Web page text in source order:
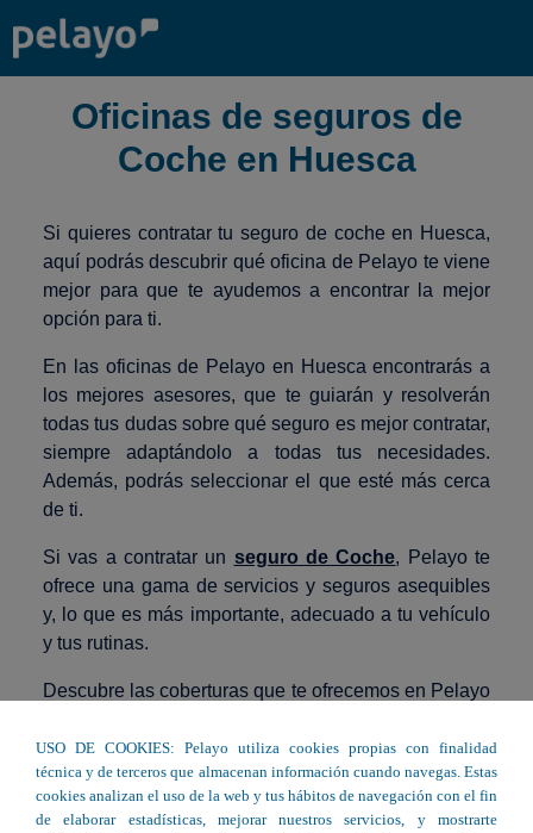
Oficinas de seguros de
Coche en Huesca
Si quieres contratar tu seguro de coche en Huesca,
aquí podrás descubrir qué oficina de Pelayo te viene
mejor para que te ayudemos a encontrar la mejor
opción para ti.
En las oficinas de Pelayo en Huesca encontrarás a
los mejores asesores, que te guiarán y resolverán
todas tus dudas sobre qué seguro es mejor contratar,
siempre adaptándolo a todas tus necesidades.
Además, podrás seleccionar el que esté más cerca
de ti.
Si vas a contratar un seguro de Coche, Pelayo te
ofrece una gama de servicios y seguros asequibles
y, lo que es más importante, adecuado a tu vehículo
y tus rutinas.
Descubre las coberturas que te ofrecemos en Pelayo
Elige tu oficina Pelayo más cercana en Huesca y
contrata el seguro de coche perfecto para ti.
USO DE COOKIES: Pelayo utiliza cookies propias con finalidad
técnica y de terceros que almacenan información cuando navegas. Estas
cookies analizan el uso de la web y tus hábitos de navegación con el fin
de elaborar estadísticas, mejorar nuestros servicios, y mostrarte